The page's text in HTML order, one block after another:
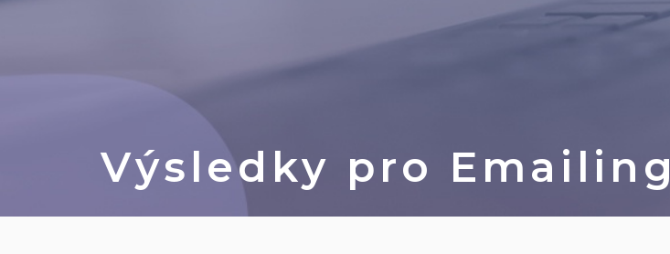
Výsledky pro Emailing